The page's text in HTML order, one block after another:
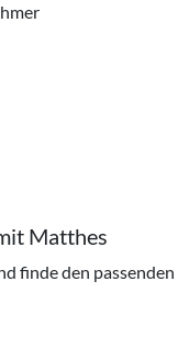
Matthes
finde den passenden